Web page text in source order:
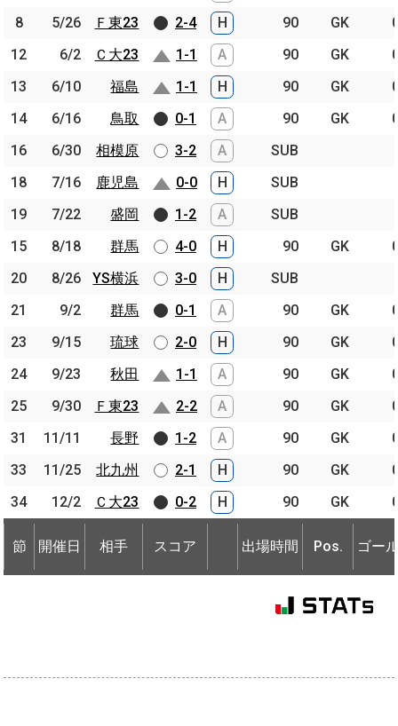
8 5/26 Ｆ東23 2-4 H 90 GK
12
6/2 Ｃ大23 1-1 A 90 GK
13
6/10 福島 1-1 H 90 GK
14
6/16 鳥取 0-1 A 90 GK
16
6/30 相模原 3-2 A
SUB
18
7/16 鹿児島 0-0 H
SUB
19
7/22 盛岡 1-2 A
SUB
15
8/18 群馬 4-0 H 90 GK
20
8/26 YS横浜 3-0 H
SUB
21
9/2 群馬 0-1 A 90 GK
23
9/15 琉球 2-0 H 90 GK
24
9/23 秋田 1-1 A 90 GK
25
9/30 Ｆ東23 2-2 A 90 GK
31
11/11 長野 1-2 A 90 GK
33
11/25 北九州 2-1 H 90 GK
34
12/2 Ｃ大23 0-2 H 90 GK
節 開催日 相手 スコア 出場時間 Pos. ゴー
8 5/26
Ｆ東23
12
6/2
Ｃ大23
13
6/10
福島
14
6/16
鳥取
16
6/30
相模原
18
7/16
鹿児島
19
7/22
盛岡
15
8/18
群馬
20
8/26
YS横浜
21
9/2
群馬
23
9/15
琉球
24
9/23
秋田
25
9/30
Ｆ東23
31
11/11
長野
33
11/25
北九州
34
12/2 Ｃ大23
節 開催日 相手